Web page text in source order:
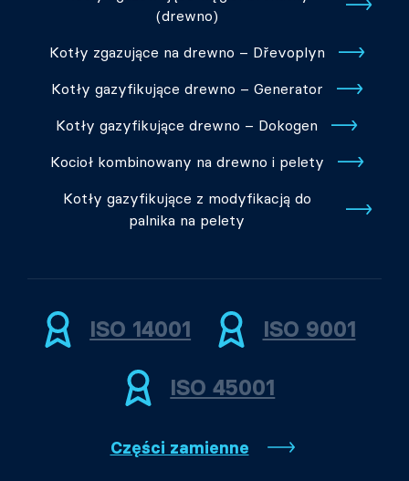
(drewno)
Kotły zgazujące na drewno – Dřevoplyn
Kotły gazyfikujące drewno – Generator
Kotły gazyfikujące drewno – Dokogen
Kocioł kombinowany na drewno i pelety
Kotły gazyfikujące z modyfikacją do
palnika na pelety
ISO 14001 ISO 9001
ISO 45001
Części zamienne